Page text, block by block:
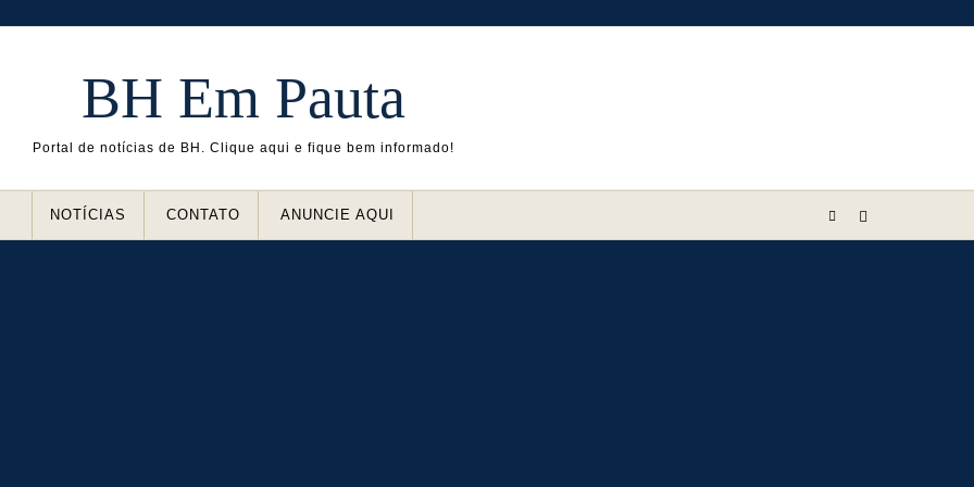
BH Em Pauta
Portal de notícias de BH. Clique aqui e fique bem informado!
NOTÍCIAS CONTATO ANUNCIE AQUI